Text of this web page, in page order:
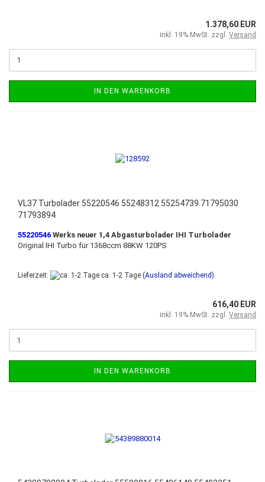
1.378,60 EUR
inkl. 19% MwSt. zzgl. Versand
IN DEN WARENKORB
VL37 Turbolader 55220546 55248312 55254739 71795030
71793894
55220546 Werks neuer 1,4 Abgasturbolader IHI Turbolader
Original IHI Turbo für 1368ccm 88KW 120PS
Lieferzeit: ca. 1-2 Tage (Ausland abweichend)
616,40 EUR
inkl. 19% MwSt. zzgl. Versand
IN DEN WARENKORB